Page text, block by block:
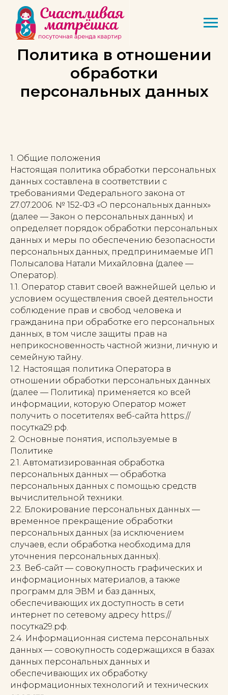
Политика в отношении
обработки
персональных данных
1. Общие положения
Настоящая политика обработки персональных
данных составлена в соответствии с
требованиями Федерального закона от
27.07.2006. № 152-ФЗ «О персональных данных»
(далее — Закон о персональных данных) и
определяет порядок обработки персональных
данных и меры по обеспечению безопасности
персональных данных, предпринимаемые ИП
Полысалова Натали Михайловна (далее —
Оператор).
1.1. Оператор ставит своей важнейшей целью и
условием осуществления своей деятельности
соблюдение прав и свобод человека и
гражданина при обработке его персональных
данных, в том числе защиты прав на
неприкосновенность частной жизни, личную и
семейную тайну.
1.2. Настоящая политика Оператора в
отношении обработки персональных данных
(далее — Политика) применяется ко всей
информации, которую Оператор может
получить о посетителях веб-сайта https://
посутка29.рф.
2. Основные понятия, используемые в
Политике
2.1. Автоматизированная обработка
персональных данных — обработка
персональных данных с помощью средств
вычислительной техники.
2.2. Блокирование персональных данных —
временное прекращение обработки
персональных данных (за исключением
случаев, если обработка необходима для
уточнения персональных данных).
2.3. Веб-сайт — совокупность графических и
информационных материалов, а также
программ для ЭВМ и баз данных,
обеспечивающих их доступность в сети
интернет по сетевому адресу https://
посутка29.рф.
2.4. Информационная система персональных
данных — совокупность содержащихся в базах
данных персональных данных и
обеспечивающих их обработку
информационных технологий и технических